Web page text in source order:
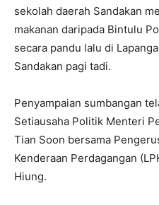
sekolah daerah Sandakan
makanan daripada Bintulu
secara pandu lalu di
Sandakan pagi tadi.
Penyampaian sumbangan
Setiausaha Politik Menteri
Tian Soon bersama
Kenderaan Perdagangan
Hiung.